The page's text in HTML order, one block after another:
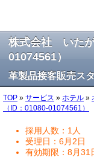
株式会社 いた
01074561）
革製品接客販売ス
TOP » サービス » ホテル »
（ID：01080-01074561）
採用人数：1人
受理日：6月2日
有効期限：8月31